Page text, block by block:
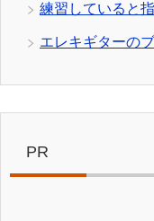
練習していると
エレキギターの
PR